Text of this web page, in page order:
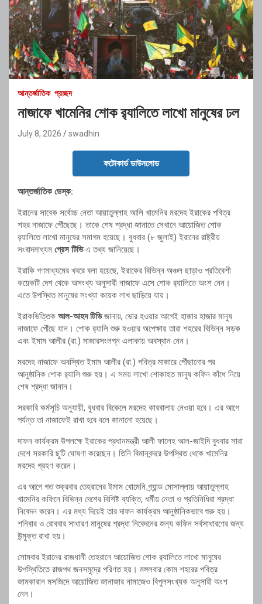
আন্তর্জাতিক প্রচ্ছদ
নাজাফে খামেনির শোক র‍্যালিতে লাখো মানুষের ঢল
July 8, 2026 swadhin
ফটোকার্ড ডাউনলোড
আন্তর্জাতিক ডেস্ক:
ইরানের সাবেক সর্বোচ্চ নেতা আয়াতুল্লাহ আলি খামেনির মরদেহ ইরাকের পবিত্র
শহর নাজাফে পৌঁছেছে। তাকে শেষ শ্রদ্ধা জানাতে সেখানে আয়োজিত শোক
র‍্যালিতে লাখো মানুষের সমাগম হয়েছে। বুধবার (৮ জুলাই) ইরানের রাষ্ট্রীয়
সংবাদমাধ্যম প্রেস টিভিএ তথ্য জানিয়েছে।
ইরাকি গণমাধ্যমের খবরে বলা হয়েছে, ইরাকের বিভিন্ন অঞ্চল ছাড়াও প্রতিবেশী
কয়েকটি দেশ থেকে অসংখ্য অনুসারী নাজাফে এসে শোক র‍্যালিতে অংশ নেন।
এতে উপস্থিত মানুষের সংখ্যা কয়েক লাখ ছাড়িয়ে যায়।
ইরাকভিত্তিক আল-আহদ টিভিজানায়, ভোর হওয়ার আগেই হাজার হাজার মানুষ
নাজাফে পৌঁছে যান। শোক র‍্যালি শুরু হওয়ার অপেক্ষায় তারা শহরের বিভিন্ন সড়ক
এবং ইমাম আলীর (রা.) মাজারসংলগ্ন এলাকায় অবস্থান নেন।
মরদেহ নাজাফে অবস্থিত ইমাম আলীর (রা.) পবিত্র মাজারে পৌঁছানোর পর
আনুষ্ঠানিক শোক র‍্যালি শুরু হয়। এ সময় লাখো শোকাহত মানুষ কফিন কাঁধে নিয়ে
শেষ শ্রদ্ধা জানান।
সরকারি কর্মসূচি অনুযায়ী, বুধবার বিকেলে মরদেহ কারবালায় নেওয়া হবে। এর আগে
পর্যন্ত তা নাজাফেই রাখা হবে বলে জানানো হয়েছে।
দাফন কার্যক্রম উপলক্ষে ইরাকের প্রধানমন্ত্রী আলী ফালেহ আল-জাইদি বুধবার সারা
দেশে সরকারি ছুটি ঘোষণা করেছেন। তিনি বিমানবন্দরে উপস্থিত থেকে খামেনির
মরদেহ গ্রহণ করেন।
এর আগে গত শুক্রবার তেহরানের ইমাম খোমেনি গ্র্যান্ড মোসাল্লায় আয়াতুল্লাহ
খামেনির কফিনে বিভিন্ন দেশের বিশিষ্ট ব্যক্তি, ধর্মীয় নেতা ও প্রতিনিধিরা শ্রদ্ধা
নিবেদন করেন। এর মধ্য দিয়েই তার দাফন কার্যক্রম আনুষ্ঠানিকভাবে শুরু হয়।
শনিবার ও রোববার সাধারণ মানুষের শ্রদ্ধা নিবেদনের জন্য কফিন সর্বসাধারণের জন্য
উন্মুক্ত রাখা হয়।
সোমবার ইরানের রাজধানী তেহরানে আয়োজিত শোক র‍্যালিতে লাখো মানুষের
উপস্থিতিতে রাজপথ জনসমুদ্রে পরিণত হয়। মঙ্গলবার কোম শহরের পবিত্র
জামকারান মসজিদে আয়োজিত জানাজার নামাজেও বিপুলসংখ্যক অনুসারী অংশ
নেন।